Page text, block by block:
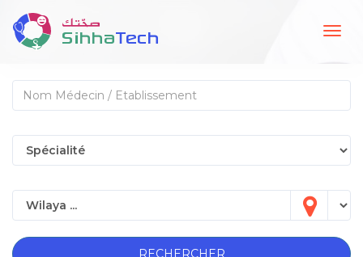
RECHERCHER